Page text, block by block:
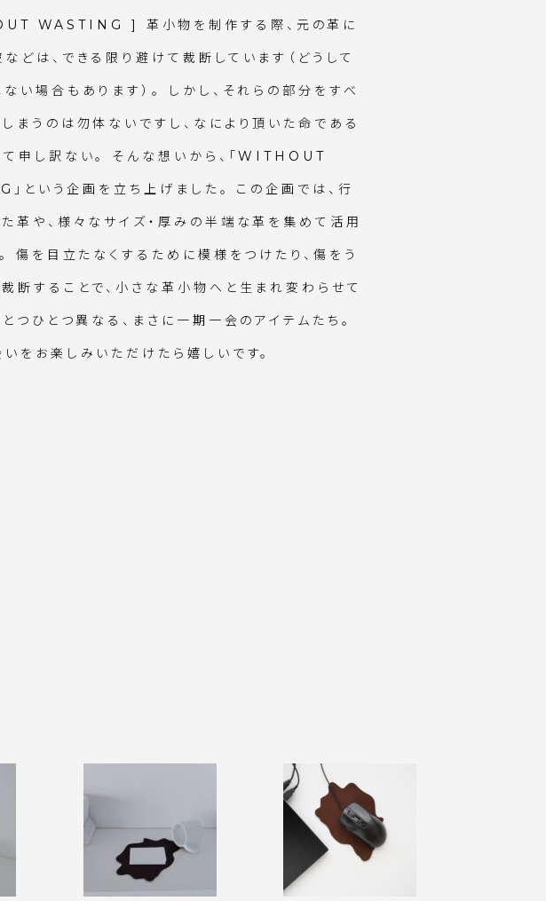
WASTING ] 革小物を制作する際、元の革に
どは、できる限り避けて裁断しています（どうして
い場合もあります）。 しかし、それらの部分をすべ
まうのは勿体ないですし、なにより頂いた命である
て申し訳ない。 そんな想いから、「WITHOUT
という企画を立ち上げました。 この企画では、行
革や、様々なサイズ・厚みの半端な革を集めて活用
傷を目立たなくするために模様をつけたり、傷をう
裁断することで、小さな革小物へと生まれ変わらせて
とつひとつ異なる、まさに一期一会のアイテムたち。
をお楽しみいただけたら嬉しいです。